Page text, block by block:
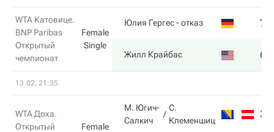
WTA Катовице.
BNP Paribas
Открытый
чемпионат
Female
Single
Юлия Гергес- отказ 7
Жилл Крайбас 6
13.02, 21:35
WTA Доха.
Открытый
Female
М. Югич-
Салкич
С.
Клеменшиц
3